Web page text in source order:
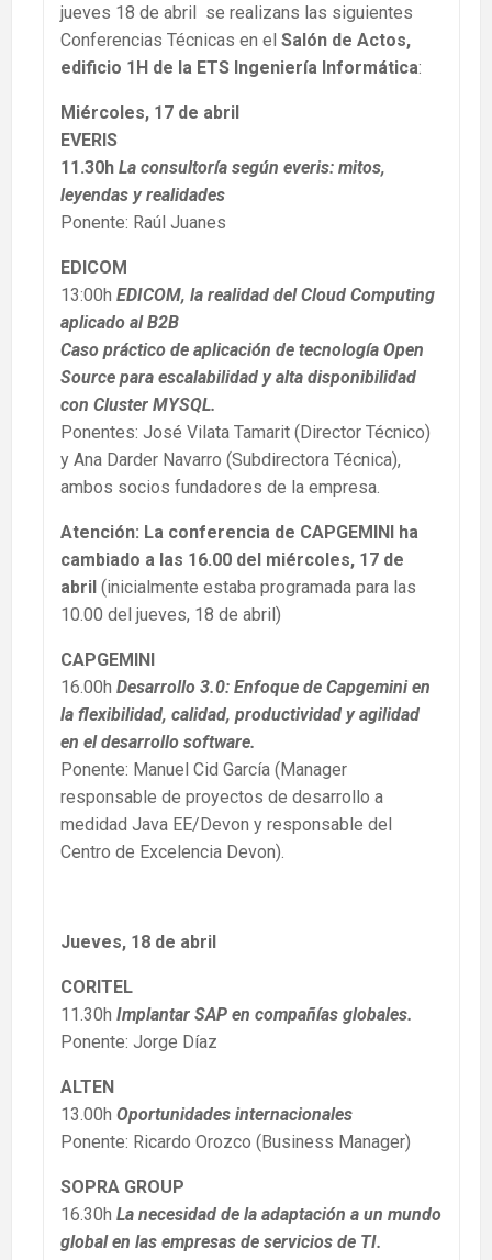
jueves 18 de abril se realizans las siguientes
Conferencias Técnicas en el Salón de Actos,
edificio 1H de la ETS Ingeniería Informática:
Miércoles, 17 de abril
EVERIS
11.30h La consultoría según everis: mitos,
leyendas y realidades
Ponente: Raúl Juanes
EDICOM
13:00h EDICOM, la realidad del Cloud Computing
aplicado al B2B
Caso práctico de aplicación de tecnología Open
Source para escalabilidad y alta disponibilidad
con Cluster MYSQL.
Ponentes: José Vilata Tamarit (Director Técnico)
y Ana Darder Navarro (Subdirectora Técnica),
ambos socios fundadores de la empresa.
Atención: La conferencia de CAPGEMINI ha
cambiado a las 16.00 del miércoles, 17 de
abril (inicialmente estaba programada para las
10.00 del jueves, 18 de abril)
CAPGEMINI
16.00h Desarrollo 3.0: Enfoque de Capgemini en
la flexibilidad, calidad, productividad y agilidad
en el desarrollo software.
Ponente: Manuel Cid García (Manager
responsable de proyectos de desarrollo a
medidad Java EE/Devon y responsable del
Centro de Excelencia Devon).
Jueves, 18 de abril
CORITEL
11.30h Implantar SAP en compañías globales.
Ponente: Jorge Díaz
ALTEN
13.00h Oportunidades internacionales
Ponente: Ricardo Orozco (Business Manager)
SOPRA GROUP
16.30h La necesidad de la adaptación a un mundo
global en las empresas de servicios de TI.